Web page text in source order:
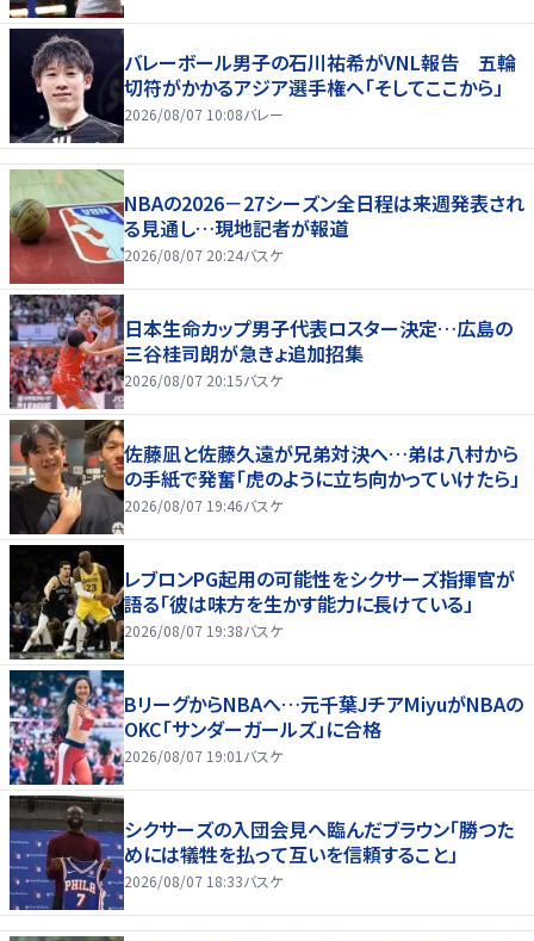
バレーボール男子の石川祐希がVNL報告 五輪
切符がかかるアジア選手権へ「そしてここから」
2026/08/07 10:08バレー
NBAの2026－27シーズン全日程は来週発表され
る見通し…現地記者が報道
2026/08/07 20:24バスケ
日本生命カップ男子代表ロスター決定…広島の
三谷桂司朗が急きょ追加招集
2026/08/07 20:15バスケ
佐藤凪と佐藤久遠が兄弟対決へ…弟は八村から
の手紙で発奮「虎のように立ち向かっていけたら」
2026/08/07 19:46バスケ
レブロンPG起用の可能性をシクサーズ指揮官が
語る「彼は味方を生かす能力に長けている」
2026/08/07 19:38バスケ
BリーグからNBAへ…元千葉JチアMiyuがNBAの
OKC「サンダーガールズ」に合格
2026/08/07 19:01 バスケ
シクサーズの入団会見へ臨んだブラウン「勝つた
めには犠牲を払って互いを信頼すること」
2026/08/07 18:33バスケ